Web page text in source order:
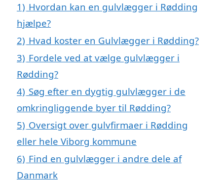
1) Hvordan kan en gulvlægger i Rødding
hjælpe?
2) Hvad koster en Gulvlægger i Rødding?
3) Fordele ved at vælge gulvlægger i
Rødding?
4) Søg efter en dygtig gulvlægger i de
omkringliggende byer til Rødding?
5) Oversigt over gulvfirmaer i Rødding
eller hele Viborg kommune
6) Find en gulvlægger i andre dele af
Danmark